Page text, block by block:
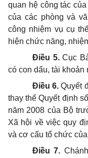
quan hệ công tác
của các phòng và
công nhiệm vụ cụ
hiện chức năng,
Điều 5.Cục
có con dấu, tài khoản
Điều 6. Quyết
thay thế Quyết định
năm 2008 của Bộ
Xã hội về việc quy
và cơ cấu tổ chức
Điều 7.